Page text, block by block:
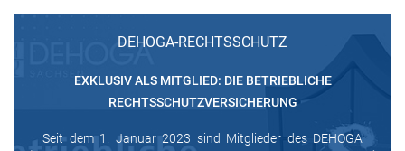
DEHOGA-RECHTSSCHUTZ
EXKLUSIV ALS MITGLIED: DIE BETRIEBLICHE
RECHTSSCHUTZVERSICHERUNG
Seit dem 1. Januar 2023 sind Mitglieder des DEHOGA